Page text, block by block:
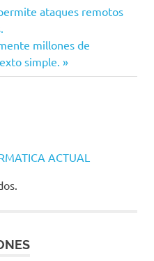
ataques remotos
millones de
simple.
ACTUAL